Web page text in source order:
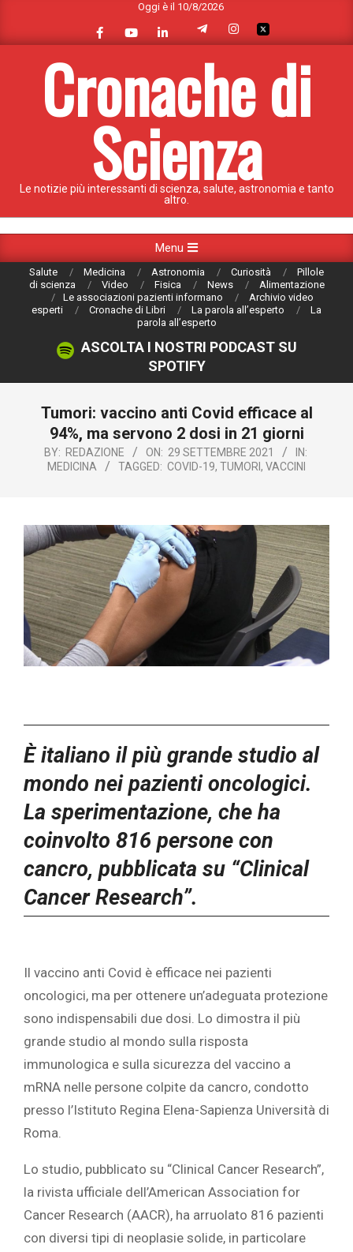
content
Oggi è il 10/8/2026
Cronache di
Scienza
Le notizie più interessanti di scienza, salute, astronomia e tanto
altro.
Navigation
Menu
Salute Medicina Astronomia Curiosità
Pillole
di scienza
Video Fisica News
Alimentazione
Le associazioni pazienti informano
Archivio video
esperti
Cronache di Libri La parola all’esperto
La
parola all’esperto
ASCOLTA I NOSTRI PODCAST SU
SPOTIFY
Tumori: vaccino anti Covid efficace al
94%, ma servono 2 dosi in 21 giorni
BY: REDAZIONE ON: 29 SETTEMBRE 2021
IN:
MEDICINA
TAGGED: COVID-19, TUMORI, VACCINI
È italiano il più grande studio al
mondo nei pazienti oncologici.
La sperimentazione, che ha
coinvolto 816 persone con
cancro, pubblicata su “Clinical
Cancer Research”.
Il vaccino anti Covid è efficace nei pazienti
oncologici, ma per ottenere un’adeguata protezione
sono indispensabili due dosi. Lo dimostra il più
grande studio al mondo sulla risposta
immunologica e sulla sicurezza del vaccino a
mRNA nelle persone colpite da cancro, condotto
presso l’Istituto Regina Elena-Sapienza Università di
Roma.
Lo studio, pubblicato su “Clinical Cancer Research”,
la rivista ufficiale dell’American Association for
Cancer Research (AACR), ha arruolato 816 pazienti
con diversi tipi di neoplasie solide, in particolare